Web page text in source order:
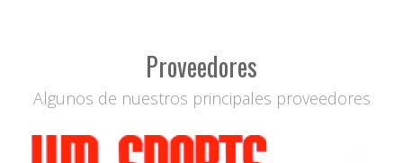
Proveedores
Algunos de nuestros principales proveedores